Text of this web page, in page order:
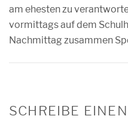
am ehesten zu
vormittags auf dem
Nachmittag zusammen
SCHREIBE